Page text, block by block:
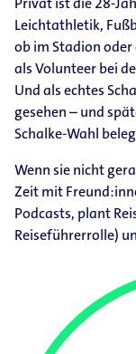
Leichtathletik,
ob im Stadion oder
als Volunteer bei
Und als echtes
gesehen – und
Schalke-​Wahl
Wenn sie nicht
Zeit mit
Podcasts, plant
Reiseführerrolle)